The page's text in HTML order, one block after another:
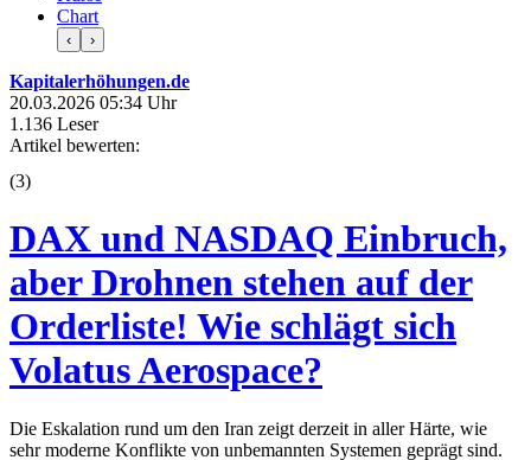
Chart
‹ ›
Kapitalerhöhungen.de
20.03.2026 05:34 Uhr
1.136 Leser
Artikel bewerten:
(3)
DAX und NASDAQ Einbruch,
aber Drohnen stehen auf der
Orderliste! Wie schlägt sich
Volatus Aerospace?
Die Eskalation rund um den Iran zeigt derzeit in aller Härte, wie
sehr moderne Konflikte von unbemannten Systemen geprägt sind.